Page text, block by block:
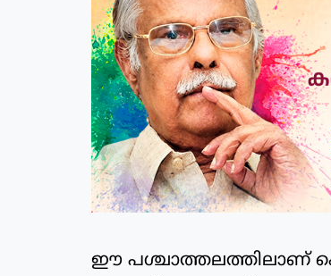
ഈ പശ്ചാത്തലത്തിലാണ്